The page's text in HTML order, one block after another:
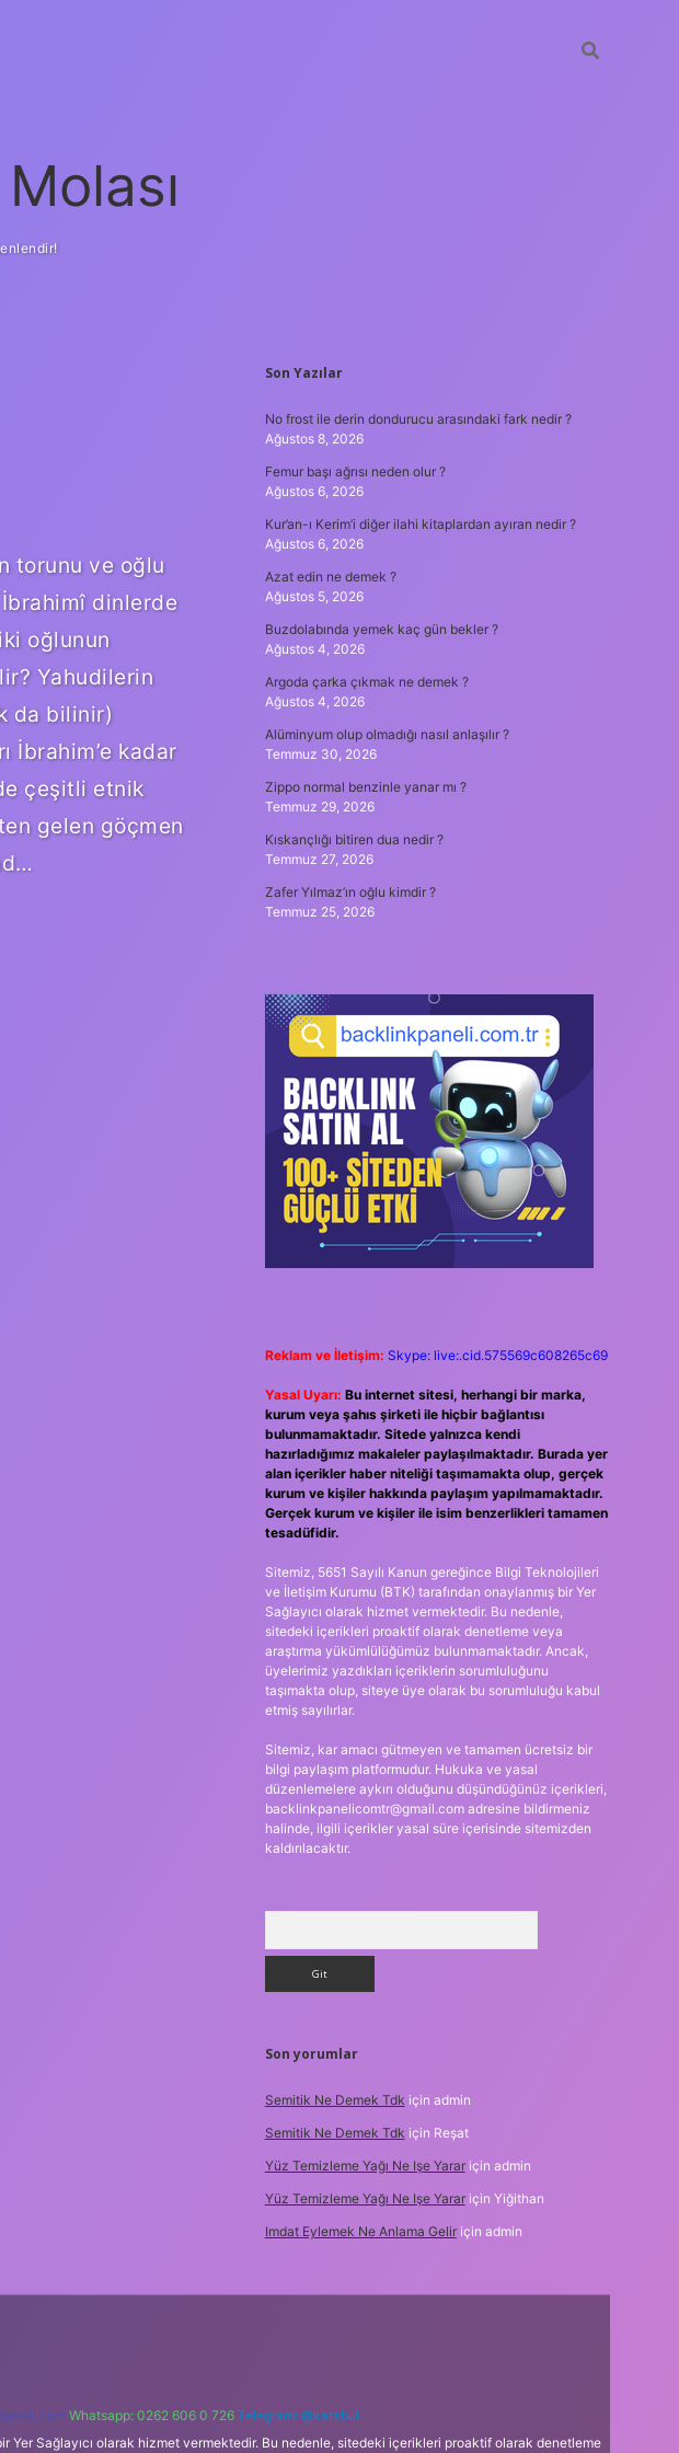
torunu ve oğlu
İbrahimî dinlerde
oğlunun
Yahudilerin
da bilinir)
İbrahim’e kadar
çeşitli etnik
gelen göçmen
SIDEBAR
Son Yazılar
No frost ile derin dondurucu arasındaki fark nedir ?
Ağustos 8, 2026
Femur başı ağrısı neden olur ?
Ağustos 6, 2026
Kur’an-ı Kerim’i diğer ilahi kitaplardan ayıran nedir ?
Ağustos 6, 2026
Azat edin ne demek ?
Ağustos 5, 2026
Buzdolabında yemek kaç gün bekler ?
Ağustos 4, 2026
Argoda çarka çıkmak ne demek ?
Ağustos 4, 2026
Alüminyum olup olmadığı nasıl anlaşılır ?
Temmuz 30, 2026
Zippo normal benzinle yanar mı ?
Temmuz 29, 2026
Kıskançlığı bitiren dua nedir ?
Temmuz 27, 2026
Zafer Yılmaz’ın oğlu kimdir ?
Temmuz 25, 2026
Reklam ve İletişim: Skype: live:.cid.575569c608265c69
Yasal Uyarı: Bu internet sitesi, herhangi bir marka,
kurum veya şahıs şirketi ile hiçbir bağlantısı
bulunmamaktadır. Sitede yalnızca kendi
hazırladığımız makaleler paylaşılmaktadır. Burada yer
alan içerikler haber niteliği taşımamakta olup, gerçek
kurum ve kişiler hakkında paylaşım yapılmamaktadır.
Gerçek kurum ve kişiler ile isim benzerlikleri tamamen
tesadüfidir.
Sitemiz, 5651 Sayılı Kanun gereğince Bilgi Teknolojileri
ve İletişim Kurumu (BTK) tarafından onaylanmış bir Yer
Sağlayıcı olarak hizmet vermektedir. Bu nedenle,
sitedeki içerikleri proaktif olarak denetleme veya
araştırma yükümlülüğümüz bulunmamaktadır. Ancak,
üyelerimiz yazdıkları içeriklerin sorumluluğunu
taşımakta olup, siteye üye olarak bu sorumluluğu kabul
etmiş sayılırlar.
Sitemiz, kar amacı gütmeyen ve tamamen ücretsiz bir
bilgi paylaşım platformudur. Hukuka ve yasal
düzenlemelere aykırı olduğunu düşündüğünüz içerikleri,
backlinkpanelicomtr@gmail.comadresine bildirmeniz
halinde, ilgili içerikler yasal süre içerisinde sitemizden
kaldırılacaktır.
Son yorumlar
Semitik Ne Demek Tdk için admin
Semitik Ne Demek Tdk için Reşat
Yüz Temizleme Yağı Ne Işe Yarariçin admin
Yüz Temizleme Yağı Ne Işe Yarariçin Yiğithan
Imdat Eylemek Ne Anlama Geliriçin admin
Whatsapp: 0262 606 0 726 Telegram: @karabul
Yer Sağlayıcı olarak hizmet vermektedir. Bu nedenle, sitedeki içerikleri proaktif olarak denetleme